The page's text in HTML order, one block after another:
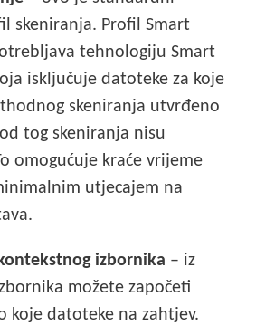
skeniranja. Profil Smart
tehnologiju Smart
isključuje datoteke za koje
skeniranja utvrđeno
tog skeniranja nisu
omogućuje kraće vrijeme
utjecajem na
izbornika – iz
možete započeti
koje datoteke na zahtjev.